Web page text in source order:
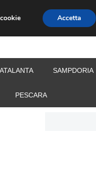
CALCIOMERCATO
ATALANTA SAMPDORIA
PESCARA
Accetta